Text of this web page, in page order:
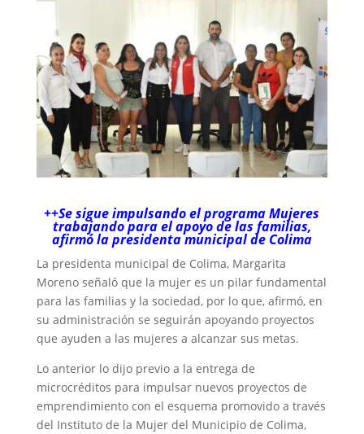
++Se sigue impulsando el programa Mujeres
trabajando para el apoyo de las familias,
afirmó la presidenta municipal de Colima
La presidenta municipal de Colima, Margarita
Moreno señaló que la mujer es un pilar fundamental
para las familias y la sociedad, por lo que, afirmó, en
su administración se seguirán apoyando proyectos
que ayuden a las mujeres a alcanzar sus metas.
Lo anterior lo dijo previo a la entrega de
microcréditos para impulsar nuevos proyectos de
emprendimiento con el esquema promovido a través
del Instituto de la Mujer del Municipio de Colima,